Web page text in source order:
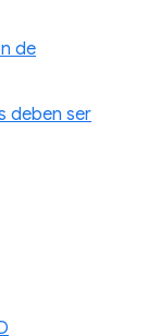
de
deben ser